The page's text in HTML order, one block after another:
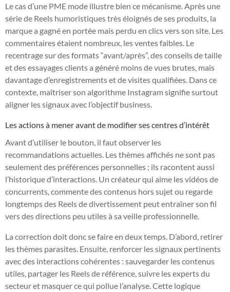
Le cas d’une PME mode illustre bien ce mécanisme. Après une
série de Reels humoristiques très éloignés de ses produits, la
marque a gagné en portée mais perdu en clics vers son site. Les
commentaires étaient nombreux, les ventes faibles. Le
recentrage sur des formats “avant/après”, des conseils de taille
et des essayages clients a généré moins de vues brutes, mais
davantage d’enregistrements et de visites qualifiées. Dans ce
contexte, maîtriser son algorithme Instagram signifie surtout
aligner les signaux avec l’objectif business.
Les actions à mener avant de modifier ses centres d’intérêt
Avant d’utiliser le bouton, il faut observer les
recommandations actuelles. Les thèmes affichés ne sont pas
seulement des préférences personnelles ; ils racontent aussi
l’historique d’interactions. Un créateur qui aime les vidéos de
concurrents, commente des contenus hors sujet ou regarde
longtemps des Reels de divertissement peut entraîner son fil
vers des directions peu utiles à sa veille professionnelle.
La correction doit donc se faire en deux temps. D’abord, retirer
les thèmes parasites. Ensuite, renforcer les signaux pertinents
avec des interactions cohérentes : sauvegarder les contenus
utiles, partager les Reels de référence, suivre les experts du
secteur et masquer ce qui pollue l’analyse. Cette logique